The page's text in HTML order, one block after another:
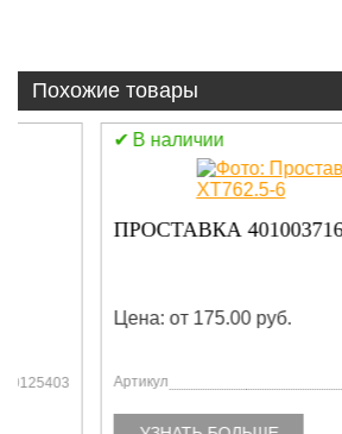
Похожие товары
В наличии
ПРОСТАВКА 401003716
Цена: от 175.00 руб.
Артикул